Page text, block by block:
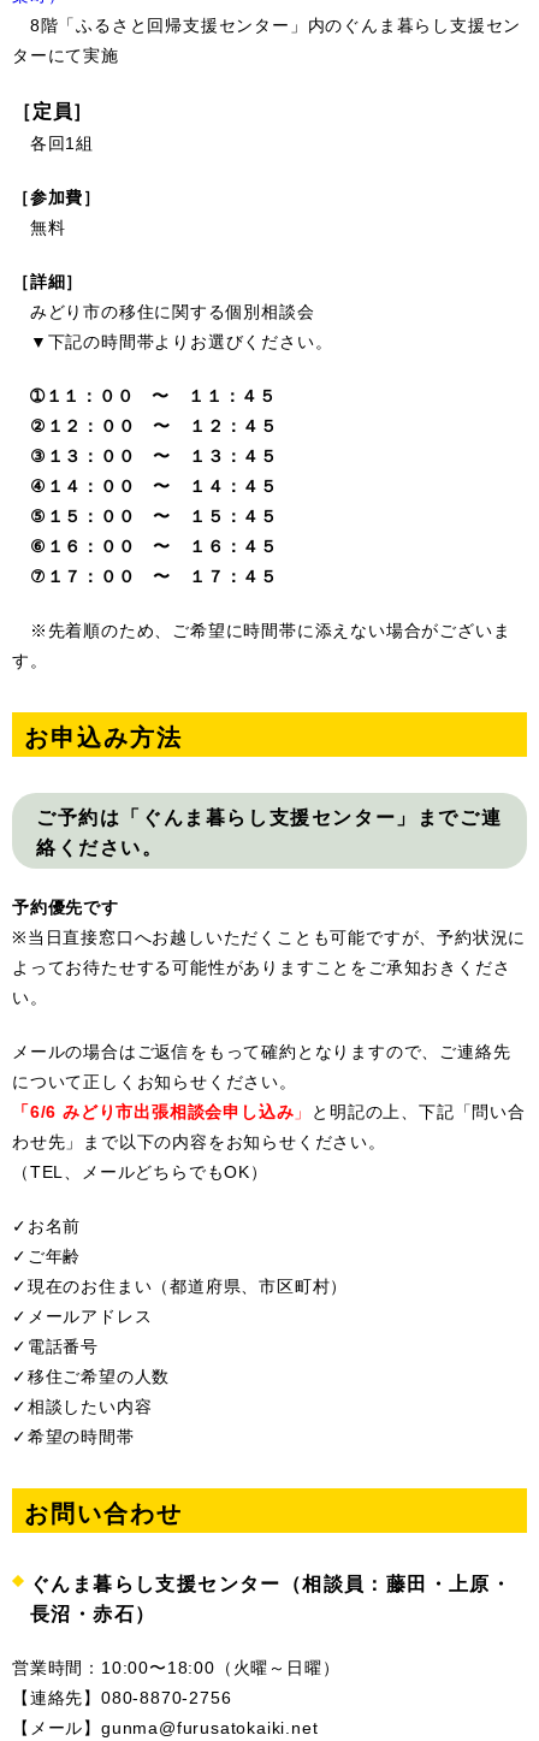
8階「ふるさと回帰支援センター」内のぐんま暮らし支援セン
ターにて実施
［定員］
各回1組
［参加費］
無料
［詳細］
みどり市の移住に関する個別相談会
▼下記の時間帯よりお選びください。
➀１１：００ 〜 １１：４５
②１２：００ 〜 １２：４５
③１３：００ 〜 １３：４５
④１４：００ 〜 １４：４５
⑤１５：００ 〜 １５：４５
⑥１６：００ 〜 １６：４５
⑦１７：００ 〜 １７：４５
※先着順のため、ご希望に時間帯に添えない場合がございま
す。
お申込み方法
ご予約は「ぐんま暮らし支援センター」までご連
絡ください。
予約優先です
※当日直接窓口へお越しいただくことも可能ですが、予約状況に
よってお待たせする可能性がありますことをご承知おきくださ
い。
メールの場合はご返信をもって確約となりますので、ご連絡先
について正しくお知らせください。
「6/6 みどり市出張相談会申し込み 」
と明記の上、下記「問い合
わせ先」まで以下の内容をお知らせください。
（TEL、メールどちらでもOK）
✓お名前
✓ご年齢
✓現在のお住まい（都道府県、市区町村）
✓メールアドレス
✓電話番号
✓移住ご希望の人数
✓相談したい内容
✓希望の時間帯
お問い合わせ
ぐんま暮らし支援センター（相談員：藤田・上原・
長沼・赤石）
営業時間：10:00〜18:00（火曜～日曜）
【連絡先】080-8870-2756
【メール】gunma@furusatokaiki.net